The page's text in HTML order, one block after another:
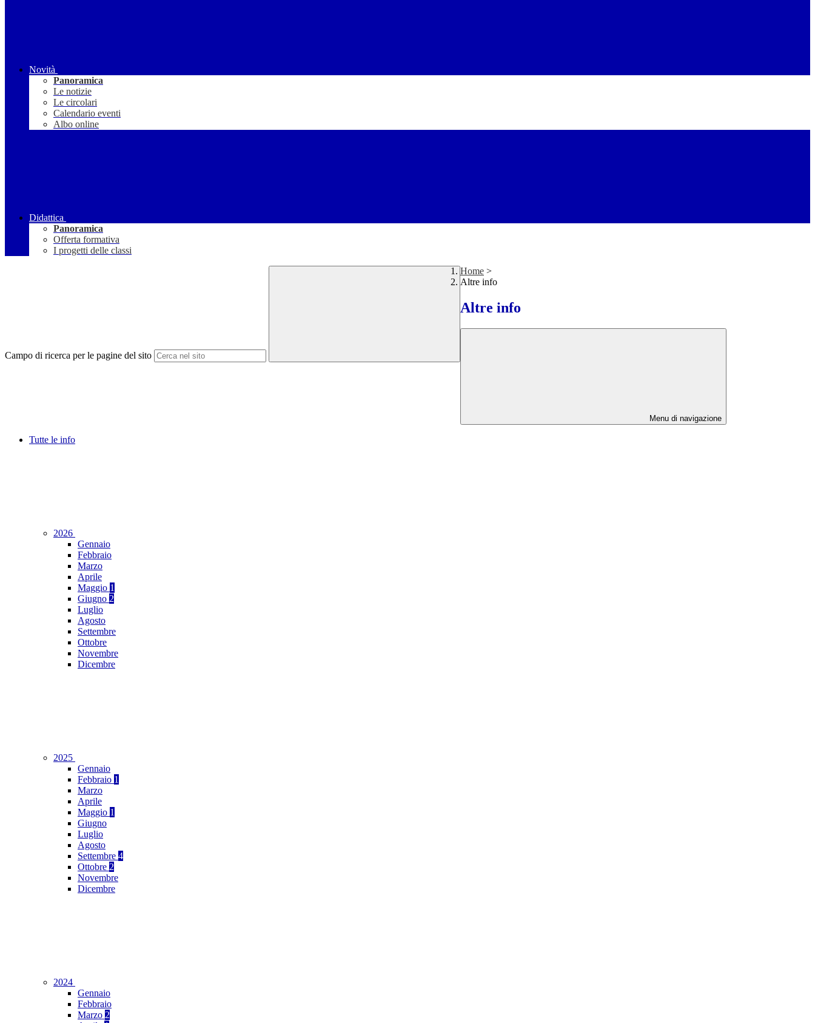
Novità
Panoramica
Le notizie
Le circolari
Calendario eventi
Albo online
Didattica
Panoramica
Offerta formativa
I progetti delle classi
Campo di ricerca per le pagine del sito
Home >
Altre info
Altre info
Menu di navigazione
Tutte le info
2026
Gennaio
Febbraio
Marzo
Aprile
Maggio 1
Giugno 2
Luglio
Agosto
Settembre
Ottobre
Novembre
Dicembre
2025
Gennaio
Febbraio 1
Marzo
Aprile
Maggio 1
Giugno
Luglio
Agosto
Settembre 4
Ottobre 2
Novembre
Dicembre
2024
Gennaio
Febbraio
Marzo 2